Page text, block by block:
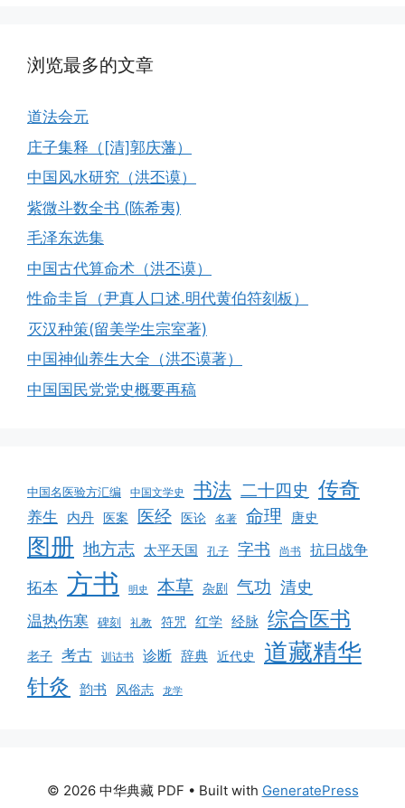
浏览最多的文章
道法会元
庄子集释（[清]郭庆藩）
中国风水研究（洪丕谟）
紫微斗数全书 (陈希夷)
毛泽东选集
中国古代算命术（洪丕谟）
性命圭旨（尹真人口述.明代黄伯符刻板）
灭汉种策(留美学生宗室著)
中国神仙养生大全（洪丕谟著）
中国国民党党史概要再稿
中国名医验方汇编 中国文学史 书法 二十四史 传奇
养生 内丹 医案 医经 医论 名著 命理 唐史
图册 地方志 太平天国 孔子 字书 尚书 抗日战争
拓本 方书 明史 本草 杂剧 气功 清史
温热伤寒 碑刻 礼教 符咒 红学 经脉 综合医书
老子 考古 训诂书 诊断 辞典 近代史 道藏精华
针灸 韵书 风俗志 龙学
© 2026 中华典藏 PDF • Built with GeneratePress